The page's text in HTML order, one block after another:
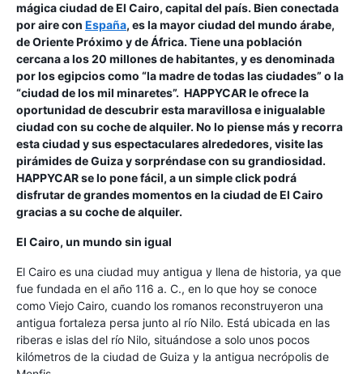
mágica ciudad de El Cairo, capital del país. Bien conectada
por aire con España, es la mayor ciudad del mundo árabe,
de Oriente Próximo y de África. Tiene una población
cercana a los 20 millones de habitantes, y es denominada
por los egipcios como “la madre de todas las ciudades” o la
“ciudad de los mil minaretes”. HAPPYCAR le ofrece la
oportunidad de descubrir esta maravillosa e inigualable
ciudad con su coche de alquiler. No lo piense más y recorra
esta ciudad y sus espectaculares alrededores, visite las
pirámides de Guiza y sorpréndase con su grandiosidad.
HAPPYCAR se lo pone fácil, a un simple click podrá
disfrutar de grandes momentos en la ciudad de El Cairo
gracias a su coche de alquiler.
El Cairo, un mundo sin igual
El Cairo es una ciudad muy antigua y llena de historia, ya que
fue fundada en el año 116 a. C., en lo que hoy se conoce
como Viejo Cairo, cuando los romanos reconstruyeron una
antigua fortaleza persa junto al río Nilo. Está ubicada en las
riberas e islas del río Nilo, situándose a solo unos pocos
kilómetros de la ciudad de Guiza y la antigua necrópolis de